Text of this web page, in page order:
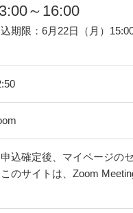
～16:00
期限：6月22日（月）
込確定後、マイページの
このサイトは、Zoom